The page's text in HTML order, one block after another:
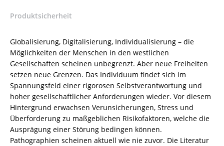
8260-
3
/
978-
3-
82-
606657-
3
Menge
Produktsicherheit
Globalisierung, Digitalisierung, Individualisierung – die
Möglichkeiten der Menschen in den westlichen
Gesellschaften scheinen unbegrenzt. Aber neue Freiheiten
setzen neue Grenzen. Das Individuum findet sich im
Spannungsfeld einer rigorosen Selbstverantwortung und
hoher gesellschaftlicher Anforderungen wieder. Vor diesem
Hintergrund erwachsen Verunsicherungen, Stress und
Überforderung zu maßgeblichen Risikofaktoren, welche die
Ausprägung einer Störung bedingen können.
Pathographien scheinen aktuell wie nie zuvor. Die Literatur